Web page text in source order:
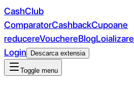
CashClub
ComparatorCashbackCupoane
reducereVouchereBlogLoializare
Login
Descarca extensia
Toggle menu